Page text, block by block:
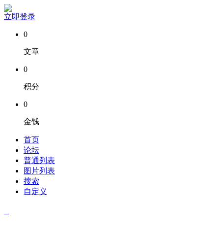
立即登录
0
文章
0
积分
0
金钱
首页
论坛
普通列表
图片列表
搜索
自定义